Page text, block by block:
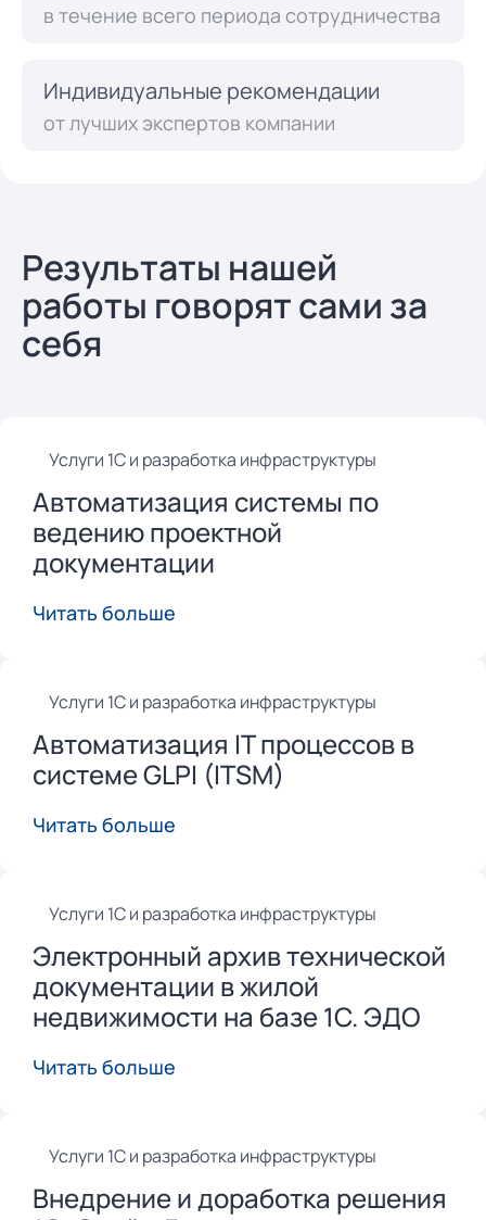
в течение всего периода сотрудничества
Индивидуальные рекомендации
от лучших экспертов компании
Результаты нашей
работы говорят сами за
себя
Услуги 1С и разработка инфраструктуры
Автоматизация системы по
ведению проектной
документации
Читать больше
Услуги 1С и разработка инфраструктуры
Автоматизация IT процессов в
системе GLPI (ITSM)
Читать больше
Услуги 1С и разработка инфраструктуры
Электронный архив технической
документации в жилой
недвижимости на базе 1С. ЭДО
Читать больше
Услуги 1С и разработка инфраструктуры
Внедрение и доработка решения